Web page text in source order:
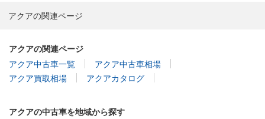
アクアの関連ページ
アクアの関連ページ
アクア中古車一覧
アクア中古車相場
アクア買取相場
アクアカタログ
アクアの中古車を地域から探す